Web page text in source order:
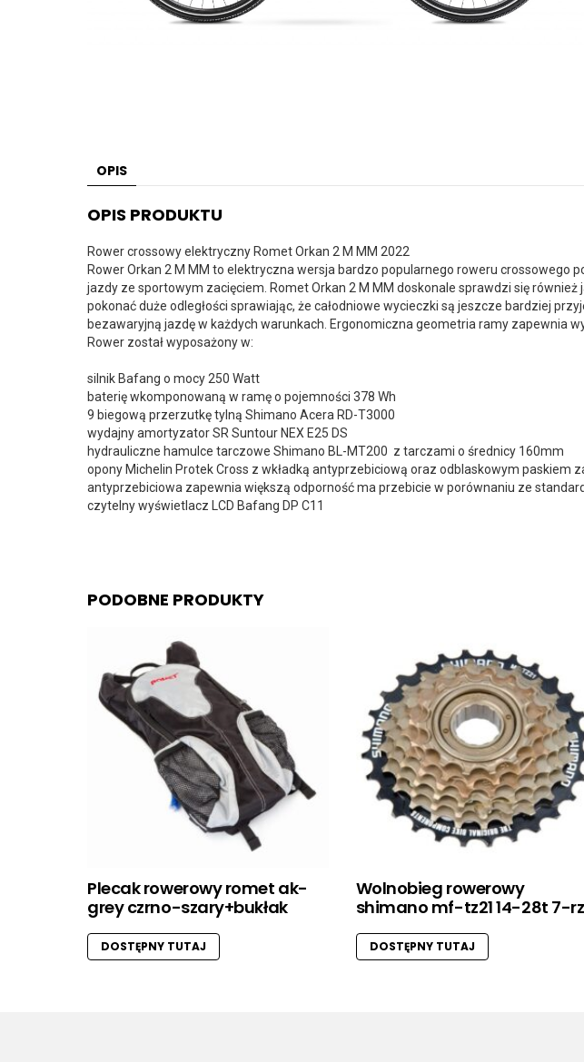
OPIS
OPIS PRODUKTU
Rower crossowy elektryczny Romet Orkan 2 M MM 2022
Rower Orkan 2 M MM to elektryczna wersja bardzo popularnego roweru
jazdy ze sportowym zacięciem. Romet Orkan 2 M MM doskonale sprawdzi się
pokonać duże odległości sprawiając, że całodniowe wycieczki są jeszcze bardziej
bezawaryjną jazdę w każdych warunkach. Ergonomiczna geometria ramy zapewnia
Rower został wyposażony w:
silnik Bafang o mocy 250 Watt
baterię wkomponowaną w ramę o pojemności 378 Wh
9 biegową przerzutkę tylną Shimano Acera RD-T3000
wydajny amortyzator SR Suntour NEX E25 DS
hydrauliczne hamulce tarczowe Shimano BL-MT200 z tarczami o średnicy 160mm
opony Michelin Protek Cross z wkładką antyprzebiciową oraz odblaskowym
antyprzebiciowa zapewnia większą odporność ma przebicie w porównaniu ze
czytelny wyświetlacz LCD Bafang DP C11
PODOBNE PRODUKTY
Plecak rowerowy romet ak-
grey czrno-szary+bukłak
DOSTĘPNY TUTAJ
Wolnobieg rowerowy
shimano mf-tz21 14-28t 7-
DOSTĘPNY TUTAJ